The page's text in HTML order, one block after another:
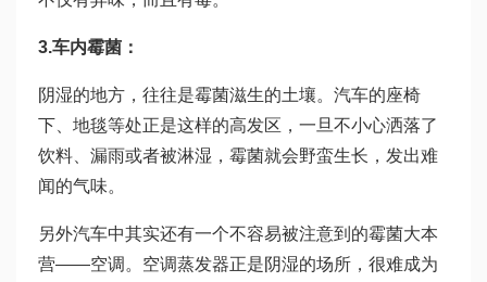
3.车内霉菌：
阴湿的地方，往往是霉菌滋生的土壤。汽车的座椅
下、地毯等处正是这样的高发区，一旦不小心洒落了
饮料、漏雨或者被淋湿，霉菌就会野蛮生长，发出难
闻的气味。
另外汽车中其实还有一个不容易被注意到的霉菌大本
营——空调。空调蒸发器正是阴湿的场所，很难成为